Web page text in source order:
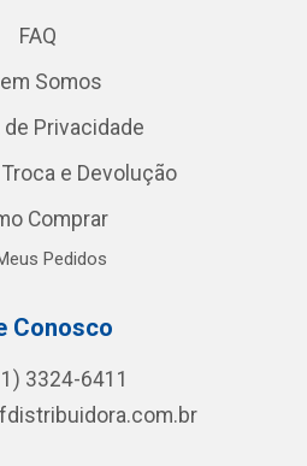
FAQ
Somos
Privacidade
e Devolução
Comprar
Pedidos
Conosco
3324-6411